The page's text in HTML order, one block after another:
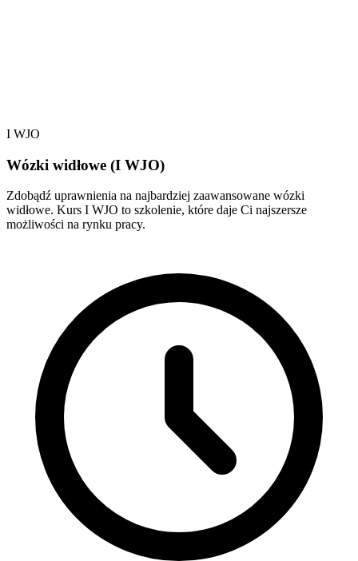
I WJO
Wózki widłowe (I WJO)
Zdobądź uprawnienia na najbardziej zaawansowane wózki
widłowe. Kurs I WJO to szkolenie, które daje Ci najszersze
możliwości na rynku pracy.